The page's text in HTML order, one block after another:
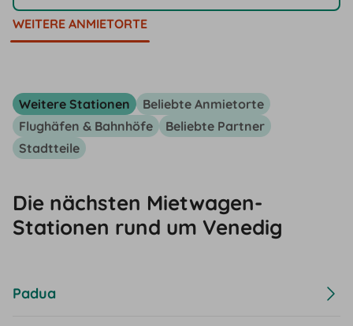
WEITERE ANMIETORTE
Weitere Stationen
Beliebte Anmietorte
Flughäfen & Bahnhöfe
Beliebte Partner
Stadtteile
Die nächsten Mietwagen-
Stationen rund um Venedig
Padua